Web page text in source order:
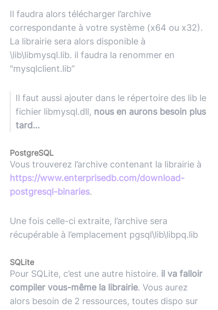
Il faudra alors télécharger l’archive
correspondante à votre système (x64 ou x32).
La librairie sera alors disponible à
\lib\libmysql.lib. il faudra la renommer en
"mysqlclient.lib”
Il faut aussi ajouter dans le répertoire des lib le
fichier libmysql.dll, nous en aurons besoin plus
tard…
PostgreSQL
Vous trouverez l’archive contenant la librairie à
https://www.enterprisedb.com/download-
postgresql-binaries.
Une fois celle-ci extraite, l’archive sera
récupérable à l’emplacement pgsql\lib\libpq.lib
SQLite
Pour SQLite, c’est une autre histoire. il va falloir
compiler vous-même la librairie. Vous aurez
alors besoin de 2 ressources, toutes dispo sur